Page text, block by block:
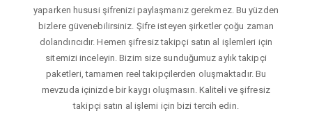
yaparken hususi şifrenizi paylaşmanız gerekmez. Bu yüzden
bizlere güvenebilirsiniz. Şifre isteyen şirketler çoğu zaman
dolandırıcıdır. Hemen şifresiz takipçi satın al işlemleri için
sitemizi inceleyin. Bizim size sunduğumuz aylık takipçi
paketleri, tamamen reel takipçilerden oluşmaktadır. Bu
mevzuda içinizde bir kaygı oluşmasın. Kaliteli ve şifresiz
takipçi satın al işlemi için bizi tercih edin.